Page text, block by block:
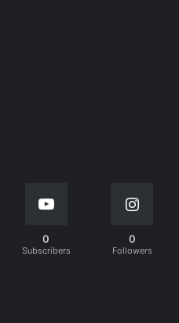
0
Subscribers
0
Followers